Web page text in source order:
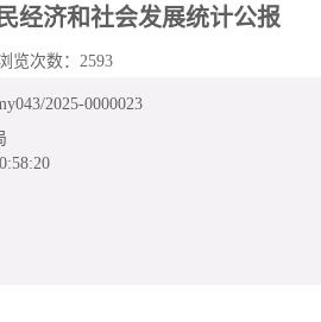
经济和社会发展统计公报
览次数： 2593
2025-0000023